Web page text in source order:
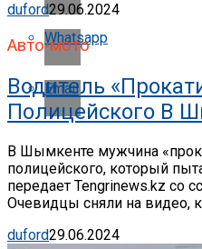
Whatsapp
Email
duford29.06.2024
Авто-мото
Водитель
Полицейского В
В Шымкенте мужчина
полицейского, который
передает Tengrinews.kz со
Очевидцы сняли на видео,
duford29.06.2024